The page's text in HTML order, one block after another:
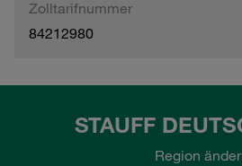
Zolltarifnummer
84212980
STAUFF
Region